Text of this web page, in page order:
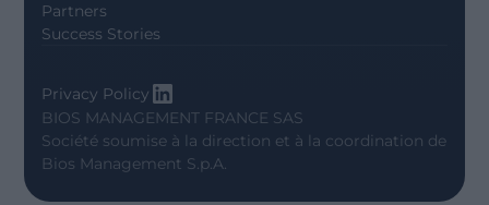
Partners
Success Stories
BIOS MANAGEMENT FRANCE SAS
Société soumise à la direction et à la coordination de
Bios Management S.p.A.
Privacy Policy